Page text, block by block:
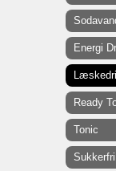
Energi
Ready
Tonic
Sukkerfri